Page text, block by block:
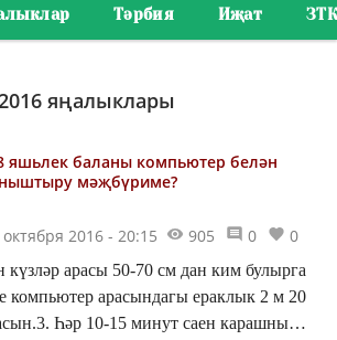
Тәрбия Иҗат ЗТК
яңалыклары
яшьлек баланы компьютер белән
мәҗбүриме?
октября 2016 - 20:15 905 0 0
ара­сы 50-70 см дан ким бу­лыр­га
компьютер ара­сын­да­гы ерак­лык 2 м 20
Һәр 10-15 ми­нут са­ен ка­раш­ны